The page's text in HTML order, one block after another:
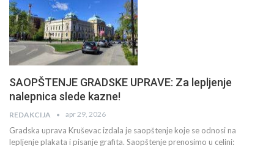
SAOPŠTENJE GRADSKE UPRAVE: Za lepljenje
nalepnica slede kazne!
REDAKCIJA apr 29, 2026
Gradska uprava Kruševac izdala je saopštenje koje se odnosi na
lepljenje plakata i pisanje grafita. Saopštenje prenosimo u celini: